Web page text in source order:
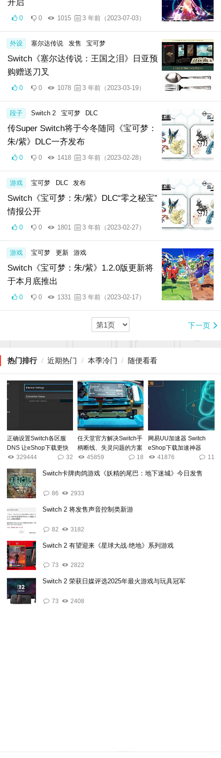
0 0 1015 3 年前（2023-07-03）
Switch《塞尔达传说：王国之泪》日亚预
购赠送刀叉
外设 塞尔达传说 发售 宝可梦
0 0 1078 3 年前（2023-03-19）
传Super Switch将于今冬随同《宝可梦：
朱/紫》DLC一齐发布
段子 Switch 2 宝可梦 DLC
0 0 1418 3 年前（2023-02-28）
Switch《宝可梦：朱/紫》DLC“零之秘宝”
情报公开
游戏 宝可梦 DLC 发布
0 0 1801 3 年前（2023-02-27）
Switch《宝可梦：朱/紫》1.2.0版更新将
于本月底推出
游戏 宝可梦 更新 游戏
0 0 1331 3 年前（2023-02-17）
下一页
热门排行 / 近期热门 / 本季冷门 / 随便看看
正确设置Switch各区服
DNS 让eShop下载更快
329444
32
任天堂官方解决Switch手
柄断线、失灵问题的方案
45859
18
网易UU加速器 Switch
eShop下载加速神器
41876
11
Switch卡牌肉鸽游戏《妖精的尾巴：地下迷城》今日发售
86 2933
Switch 2 将发售声音控制类新游
82 3182
Switch 2 有望迎来《星球大战·绝地》系列游戏
73 2822
Switch 2 荣获日媒评选2025年最火游戏与玩具冠军
73 2408